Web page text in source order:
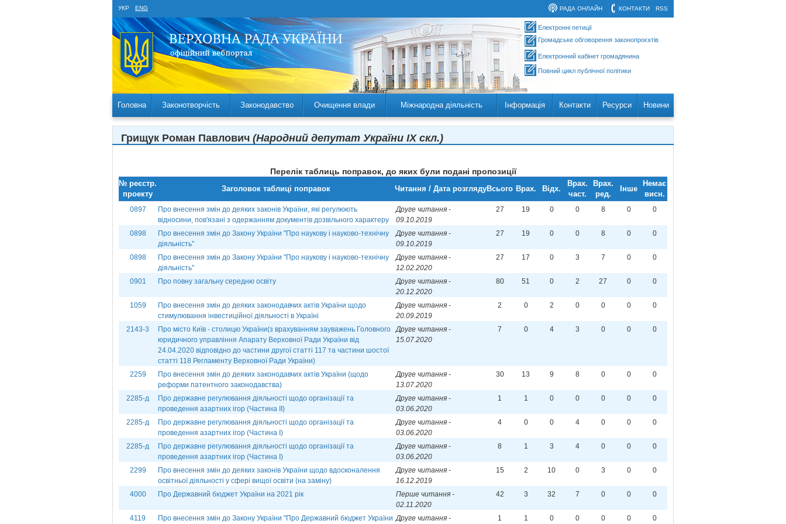
УКР ENG RSS
КОНТАКТИ
РАДА ОНЛАЙН
Електронні петиції
Громадське обговорення законопроєктів
Електронний кабінет громадянина
Повний цикл публічної політики
Головна Законотворчість Законодавство Очищення влади Міжнародна діяльність Інформація Контакти Ресурси Новини
Грищук Роман Павлович (Народний депутат України IX скл.)
Перелік таблиць поправок, до яких були подані пропозиції
№ реєстр.
проекту
Заголовок таблиці поправок Читання / Дата розглядуВсього Врах. Відх.
Врах.
част.
Врах.
ред.
Інше
Немає
висн.
0897
Про внесення змін до деяких законів України, які регулюють
відносини, пов'язані з одержанням документів дозвільного характеру
Друге читання -
09.10.2019
27 19 0 0 8 0 0
0898
Про внесення змін до Закону України "Про наукову і науково-технічну
діяльність"
Друге читання -
09.10.2019
27 19 0 0 8 0 0
0898
Про внесення змін до Закону України "Про наукову і науково-технічну
діяльність"
Друге читання -
12.02.2020
27 17 0 3 7 0 0
0901 Про повну загальну середню освіту
Друге читання -
20.12.2020
80 51 0 2 27 0 0
1059
Про внесення змін до деяких законодавчих актів України щодо
стимулювання інвестиційної діяльності в Україні
Друге читання -
20.09.2019
2 0 2 0 0 0 0
2143-3
Про місто Київ - столицю України(з врахуванням зауважень Головного
юридичного управління Апарату Верховної Ради України від
24.04.2020 відповідно до частини другої статті 117 та частини шостої
статті 118 Регламенту Верховної Ради України)
Друге читання -
15.07.2020
7 0 4 3 0 0 0
2259
Про внесення змін до деяких законодавчих актів України (щодо
реформи патентного законодавства)
Друге читання -
13.07.2020
30 13 9 8 0 0 0
2285-д
Про державне регулювання діяльності щодо організації та
проведення азартних ігор (Частина ІІ)
Друге читання -
03.06.2020
1 1 0 0 0 0 0
2285-д
Про державне регулювання діяльності щодо організації та
проведення азартних ігор (Частина І)
Друге читання -
03.06.2020
4 0 0 4 0 0 0
2285-д
Про державне регулювання діяльності щодо організації та
проведення азартних ігор (Частина І)
Друге читання -
03.06.2020
8 1 3 4 0 0 0
2299
Про внесення змін до деяких законів України щодо вдосконалення
освітньої діяльності у сфері вищої освіти (на заміну)
Друге читання -
16.12.2019
15 2 10 0 3 0 0
4000 Про Державний бюджет України на 2021 рік
Перше читання -
02.11.2020
42 3 32 7 0 0 0
4119 Про внесення змін до Закону України "Про Державний бюджет України Друге читання - 1 1 0 0 0 0 0